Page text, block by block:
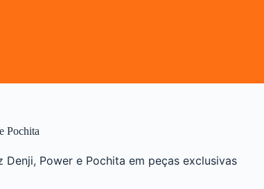
Pochita
Power e Pochita em peças exclusivas